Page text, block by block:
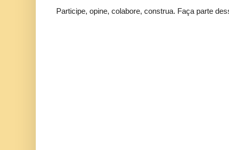
Participe, opine, colabore, construa. Faça parte